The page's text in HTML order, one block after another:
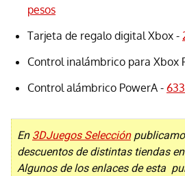
pesos
Tarjeta de regalo digital Xbox -
Control inalámbrico para Xbox
Control alámbrico PowerA -
En 3DJuegos Selección
descuentos de distintas tiendas
Algunos de los enlaces de esta